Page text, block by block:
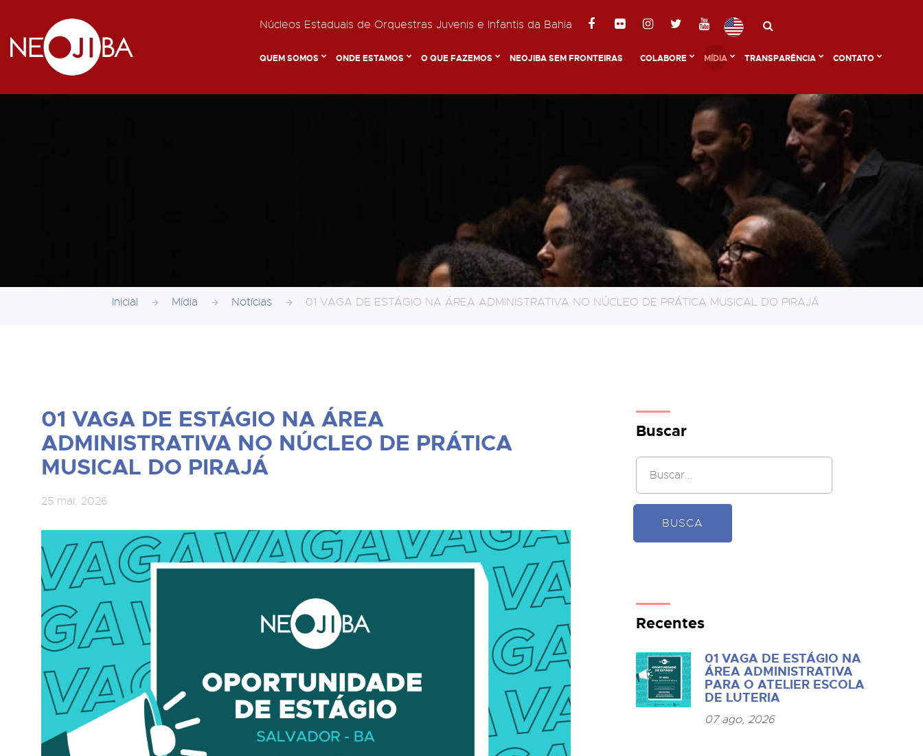
Núcleos Estaduais de Orquestras Juvenis e Infantis da Bahia
QUEM SOMOS ONDE ESTAMOS O QUE FAZEMOS NEOJIBA SEM FRONTEIRAS COLABORE MÍDIA TRANSPARÊNCIA CONTATO
Inicial Mídia Notícias 01 VAGA DE ESTÁGIO NA ÁREA ADMINISTRATIVA NO NÚCLEO DE PRÁTICA MUSICAL DO PIRAJÁ
01 VAGA DE ESTÁGIO NA ÁREA
ADMINISTRATIVA NO NÚCLEO DE PRÁTICA
MUSICAL DO PIRAJÁ
25 mai, 2026
Buscar
BUSCA
Recentes
01 VAGA DE ESTÁGIO NA
ÁREA ADMINISTRATIVA
PARA O ATELIER ESCOLA
DE LUTERIA
07 ago, 2026